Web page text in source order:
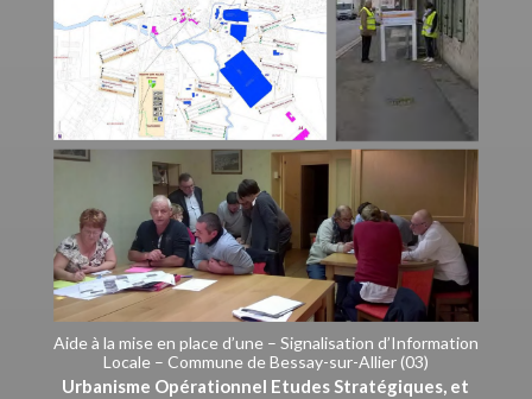
Aide à la mise en place d’une – Signalisation d’Information
Locale – Commune de Bessay-sur-Allier (03)
Urbanisme Opérationnel Etudes Stratégiques, et